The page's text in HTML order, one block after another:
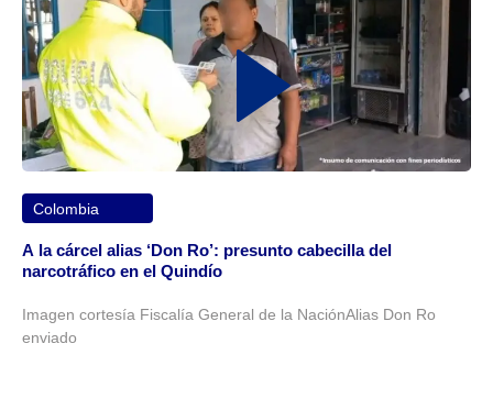
Colombia
A la cárcel alias ‘Don Ro’: presunto cabecilla del
narcotráfico en el Quindío
Imagen cortesía Fiscalía General de la NaciónAlias Don Ro
enviado